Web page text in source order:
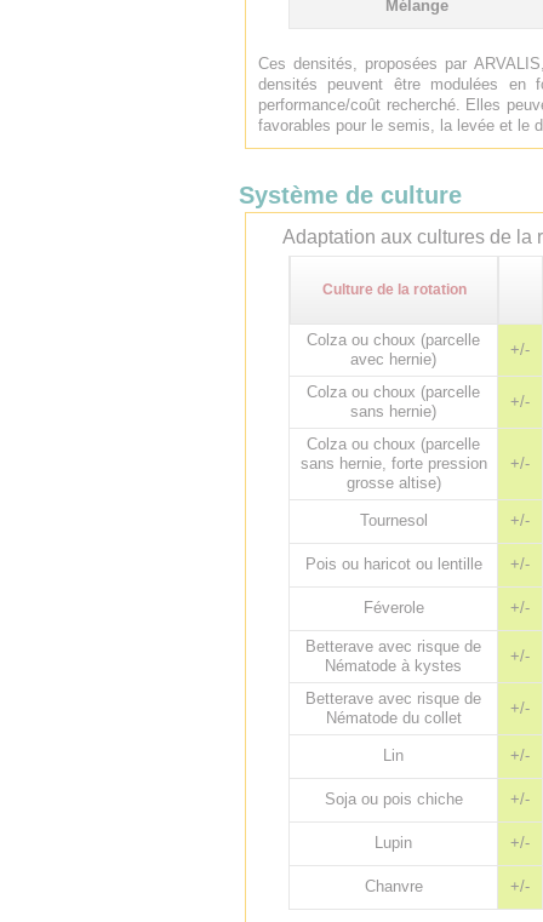
Mélange
Ces densités, proposées par
densités peuvent être modulées en
performance/coût recherché. Elles
favorables pour le semis, la levée et le
Système de culture
Adaptation aux cultures de la
Culture de la rotation
Colza ou choux (parcelle
avec hernie)
+/-
Colza ou choux (parcelle
sans hernie)
+/-
Colza ou choux (parcelle
sans hernie, forte pression
grosse altise)
+/-
Tournesol +/-
Pois ou haricot ou lentille +/-
Féverole +/-
Betterave avec risque de
Nématode à kystes
+/-
Betterave avec risque de
Nématode du collet
+/-
Lin +/-
Soja ou pois chiche +/-
Lupin +/-
Chanvre +/-